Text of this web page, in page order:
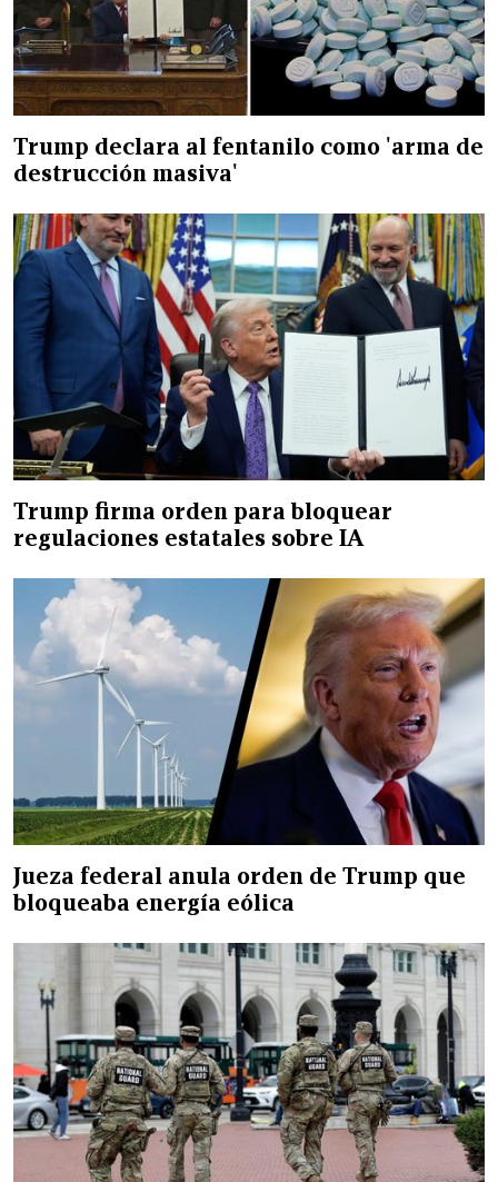
Trump declara al fentanilo como 'arma de
destrucción masiva'
Trump firma orden para bloquear
regulaciones estatales sobre IA
Jueza federal anula orden de Trump que
bloqueaba energía eólica